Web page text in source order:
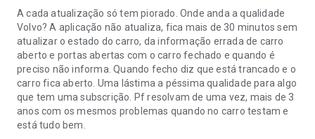
A cada atualização só tem piorado. Onde anda a qualidade
Volvo? A aplicação não atualiza, fica mais de 30 minutos sem
atualizar o estado do carro, da informação errada de carro
aberto e portas abertas com o carro fechado e quando é
preciso não informa. Quando fecho diz que está trancado e o
carro fica aberto. Uma lástima a péssima qualidade para algo
que tem uma subscrição. Pf resolvam de uma vez, mais de 3
anos com os mesmos problemas quando no carro testam e
está tudo bem.